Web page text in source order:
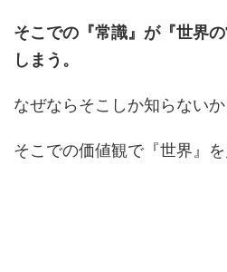
そこでの『常識』が『世界
しまう。
なぜならそこしか知らないか
そこでの価値観で『世界』を